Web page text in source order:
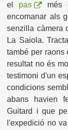
el pas
més
encomanar als
senzilla càmera
La Saiola.
també per raons
resultat no és
testimoni d'un
condicions
abans havien
Guitard i que
l'expedició no